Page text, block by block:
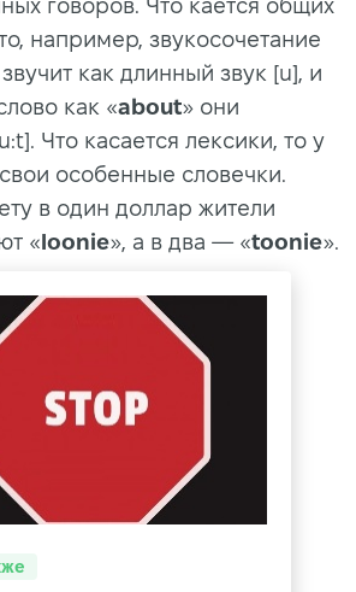
говоров. Что кается общих
например, звукосочетание
как длинный звук [u], и
как «about» они
Что касается лексики, то у
особенные словечки.
в один доллар жители
«loonie», а в два — «toonie».